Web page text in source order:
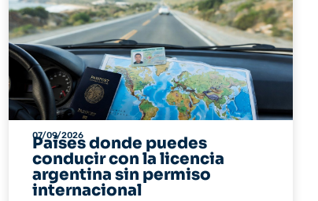
07/09/2026
Países donde puedes
conducir con la licencia
argentina sin permiso
internacional